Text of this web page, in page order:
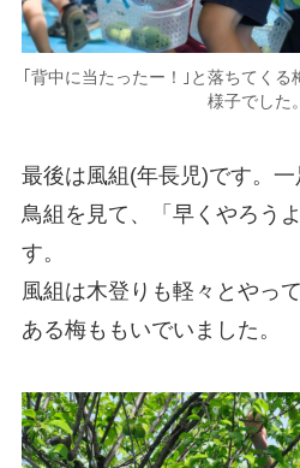
｢背中に当たったー！｣と落ちてく
様子でした。
最後は風組(年長児)です。
鳥組を見て、「早くやろう
す。
風組は木登りも軽々とやっ
ある梅ももいでいました。